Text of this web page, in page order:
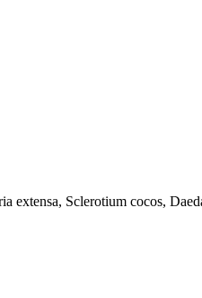
Sclerotium cocos,